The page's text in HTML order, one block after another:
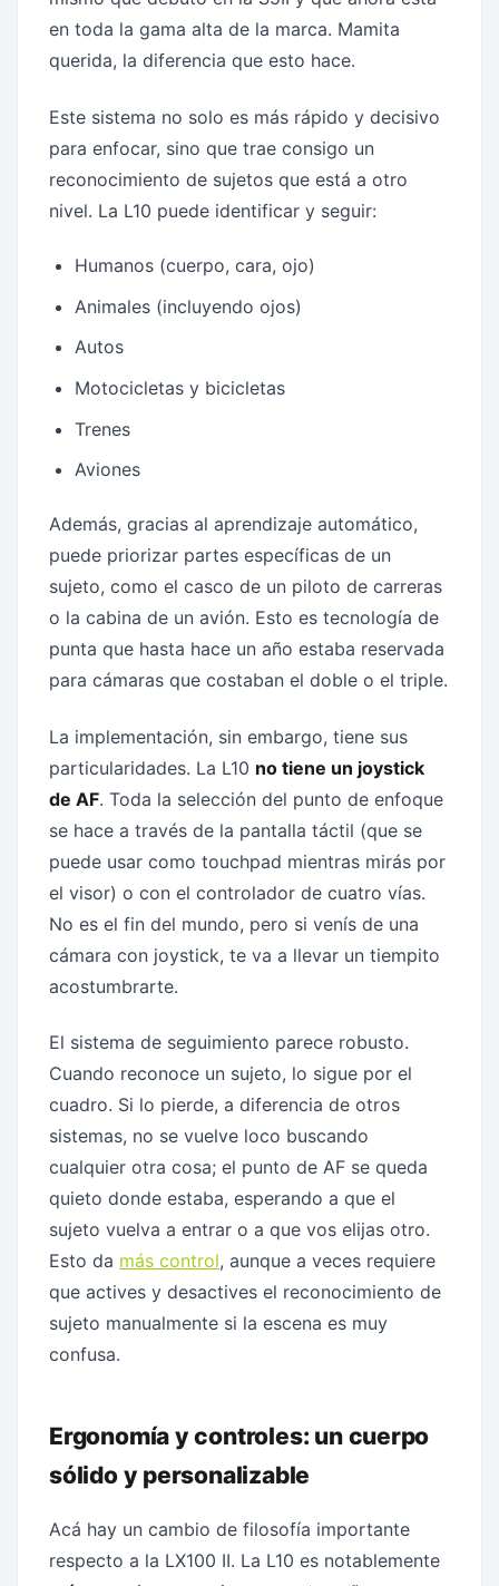
en toda la gama alta de la marca. Mamita
querida, la diferencia que esto hace.
Este sistema no solo es más rápido y decisivo
para enfocar, sino que trae consigo un
reconocimiento de sujetos que está a otro
nivel. La L10 puede identificar y seguir:
Humanos (cuerpo, cara, ojo)
Animales (incluyendo ojos)
Autos
Motocicletas y bicicletas
Trenes
Aviones
Además, gracias al aprendizaje automático,
puede priorizar partes específicas de un
sujeto, como el casco de un piloto de carreras
o la cabina de un avión. Esto es tecnología de
punta que hasta hace un año estaba reservada
para cámaras que costaban el doble o el triple.
La implementación, sin embargo, tiene sus
particularidades. La L10 no tiene un joystick
de AF. Toda la selección del punto de enfoque
se hace a través de la pantalla táctil (que se
puede usar como touchpad mientras mirás por
el visor) o con el controlador de cuatro vías.
No es el fin del mundo, pero si venís de una
cámara con joystick, te va a llevar un tiempito
acostumbrarte.
El sistema de seguimiento parece robusto.
Cuando reconoce un sujeto, lo sigue por el
cuadro. Si lo pierde, a diferencia de otros
sistemas, no se vuelve loco buscando
cualquier otra cosa; el punto de AF se queda
quieto donde estaba, esperando a que el
sujeto vuelva a entrar o a que vos elijas otro.
Esto da más control, aunque a veces requiere
que actives y desactives el reconocimiento de
sujeto manualmente si la escena es muy
confusa.
Ergonomía y controles: un cuerpo
sólido y personalizable
Acá hay un cambio de filosofía importante
respecto a la LX100 II. La L10 es notablemente